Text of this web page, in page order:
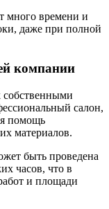
много времени и
даже при полной
компании
салон,
помощь
материалов.
быть проведена
часов, что в
и площади